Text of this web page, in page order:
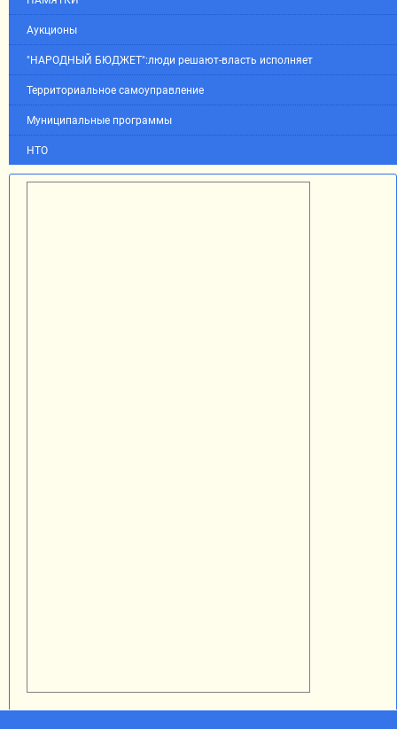
Аукционы
"НАРОДНЫЙ БЮДЖЕТ":люди решают-власть исполняет
Территориальное самоуправление
Муниципальные программы
НТО